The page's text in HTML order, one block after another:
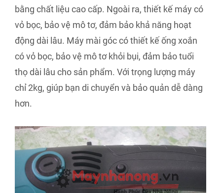
bằng chất liệu cao cấp. Ngoài ra, thiết kế máy có
vỏ bọc, bảo vệ mô tơ, đảm bảo khả năng hoạt
động dài lâu. Máy mài góc có thiết kế ống xoắn
có vỏ bọc, bảo vệ mô tơ khỏi bụi, đảm bảo tuổi
thọ dài lâu cho sản phẩm. Với trọng lượng máy
chỉ 2kg, giúp bạn di chuyển và bảo quản dễ dàng
hơn.